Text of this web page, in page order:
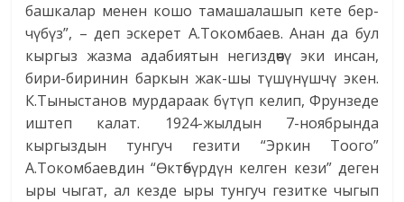
башкалар менен кошо тамашалашып кете бер­
чүбүз”, – деп эскерет А.Токомбаев. Анан да бул
кыргыз жазма адабиятын негиздөөчү эки инсан,
бири-биринин баркын жак-шы түшүнүшчү экен.
К.Тыныстанов мурдараак бүтүп келип, Фрунзеде
иштеп калат. 1924-жылдын 7-ноябрында
кыргыздын тунгуч гезити “Эркин Тоого”
А.Токомбаевдин “Өктө­бүрдүн келген кези” деген
ыры чыгат, ал кезде ыры тунгуч гезитке чыгып